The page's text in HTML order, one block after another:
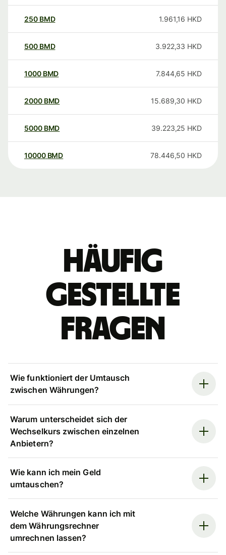
250 BMD 1.961,16 HKD
500 BMD 3.922,33 HKD
1000 BMD 7.844,65 HKD
2000 BMD 15.689,30 HKD
5000 BMD 39.223,25 HKD
10000 BMD 78.446,50 HKD
Häufig
gestellte
Fragen
Wie funktioniert der Umtausch
zwischen Währungen?
Warum unterscheidet sich der
Wechselkurs zwischen einzelnen
Anbietern?
Wie kann ich mein Geld
umtauschen?
Welche Währungen kann ich mit
dem Währungsrechner
umrechnen lassen?